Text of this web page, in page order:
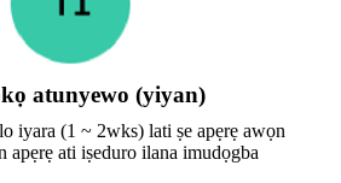
atunyewo (yiyan)
iyara (1 ~ 2wks) lati ṣe apẹrẹ awọn
apẹrẹ ati iṣeduro ilana imudọgba